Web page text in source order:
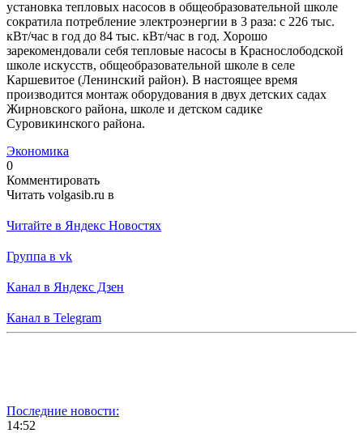
установка тепловых насосов в общеобразовательной школе
сократила потребление электроэнергии в 3 раза: с 226 тыс.
кВт/час в год до 84 тыс. кВт/час в год. Хорошо
зарекомендовали себя тепловые насосы в Краснослободской
школе искусств, общеобразовательной школе в селе
Каршевитое (Ленинский район). В настоящее время
производится монтаж оборудования в двух детских садах
Жирновского района, школе и детском садике
Суровикинского района.
Экономика
0
Комментировать
Читать volgasib.ru в
Читайте в Яндекс Новостях
Группа в vk
Канал в Яндекс Дзен
Канал в Telegram
Последние новости:
14:52